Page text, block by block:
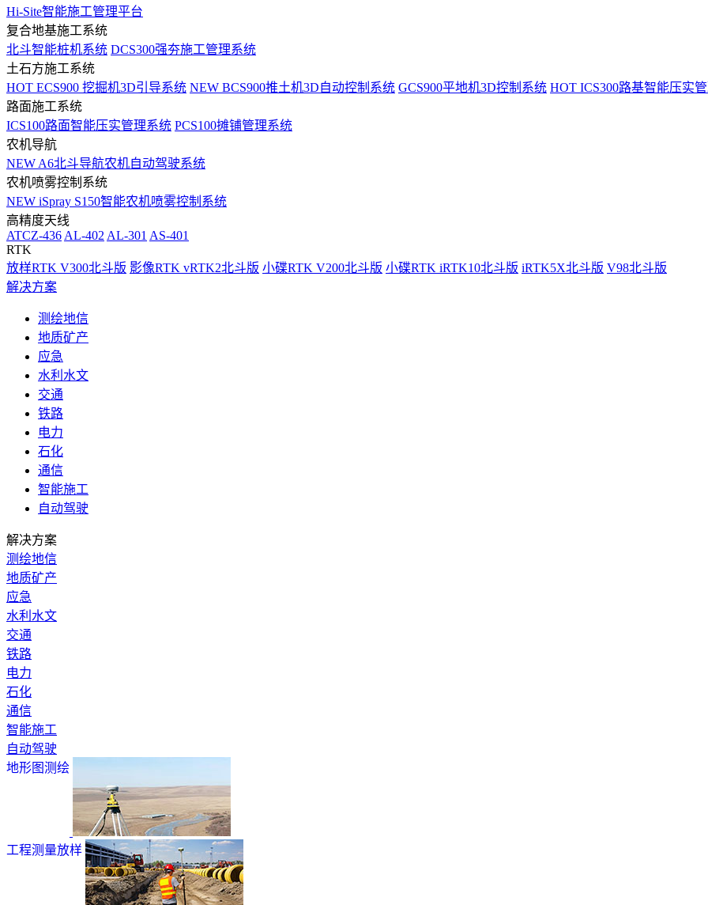
Hi-Site智能施工管理平台
复合地基施工系统
北斗智能桩机系统 DCS300强夯施工管理系统
土石方施工系统
HOT ECS900 挖掘机3D引导系统 NEW BCS900推土机3D自动控制系统 GCS900平地机3D控制系统 HOT ICS300路基智能压实
路面施工系统
ICS100路面智能压实管理系统 PCS100摊铺管理系统
农机导航
NEW A6北斗导航农机自动驾驶系统
农机喷雾控制系统
NEW iSpray S150智能农机喷雾控制系统
高精度天线
ATCZ-436 AL-402 AL-301 AS-401
RTK
放样RTK V300北斗版 影像RTK vRTK2北斗版 小碟RTK V200北斗版 小碟RTK iRTK10北斗版 iRTK5X北斗版 V98北斗版
解决方案
测绘地信
地质矿产
应急
水利水文
交通
铁路
电力
石化
通信
智能施工
自动驾驶
解决方案
测绘地信
地质矿产
应急
水利水文
交通
铁路
电力
石化
通信
智能施工
自动驾驶
地形图测绘
工程测量放样